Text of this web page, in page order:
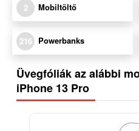
2 Mobiltöltő
216 Powerbanks
Üvegfóliák az alábbi
iPhone 13 Pro